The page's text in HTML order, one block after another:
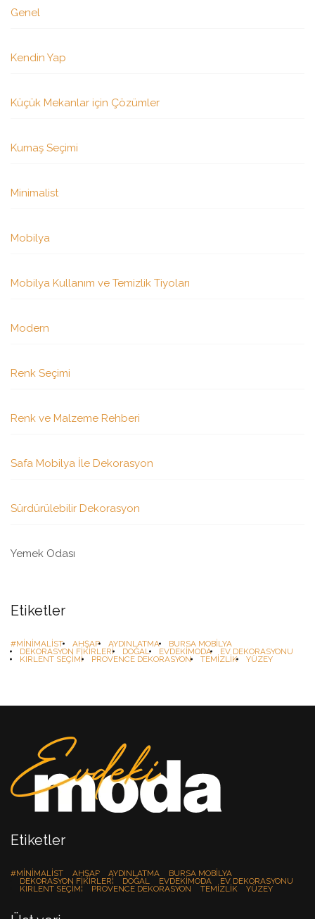
Genel
Kendin Yap
Küçük Mekanlar için Çözümler
Kumaş Seçimi
Minimalist
Mobilya
Mobilya Kullanım ve Temizlik Tiyoları
Modern
Renk Seçimi
Renk ve Malzeme Rehberi
Safa Mobilya İle Dekorasyon
Sürdürülebilir Dekorasyon
Yemek Odası
Etiketler
#MINIMALIST AHŞAP AYDINLATMA BURSA MOBILYA
DEKORASYON FIKIRLERI DOĞAL EVDEKIMODA EV DEKORASYONU
KIRLENT SEÇIMI PROVENCE DEKORASYON TEMIZLIK YÜZEY
Etiketler
#MINIMALIST AHŞAP AYDINLATMA BURSA MOBILYA
DEKORASYON FIKIRLERI DOĞAL EVDEKIMODA EV DEKORASYONU
KIRLENT SEÇIMI PROVENCE DEKORASYON TEMIZLIK YÜZEY